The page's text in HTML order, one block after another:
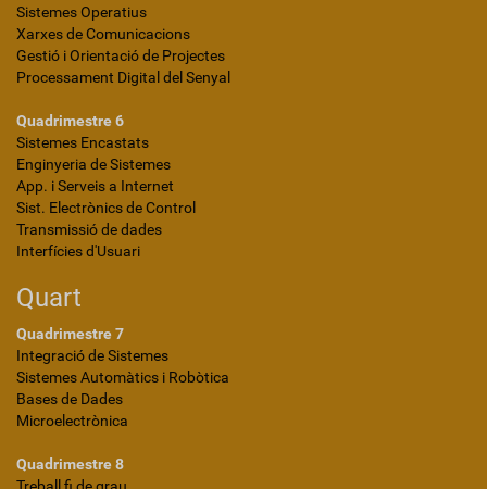
Sistemes Operatius
Xarxes de Comunicacions
Gestió i Orientació de Projectes
Processament Digital del Senyal
Quadrimestre 6
Sistemes Encastats
Enginyeria de Sistemes
App. i Serveis a Internet
Sist. Electrònics de Control
Transmissió de dades
Interfícies d'Usuari
Quart
Quadrimestre 7
Integració de Sistemes
Sistemes Automàtics i Robòtica
Bases de Dades
Microelectrònica
Quadrimestre 8